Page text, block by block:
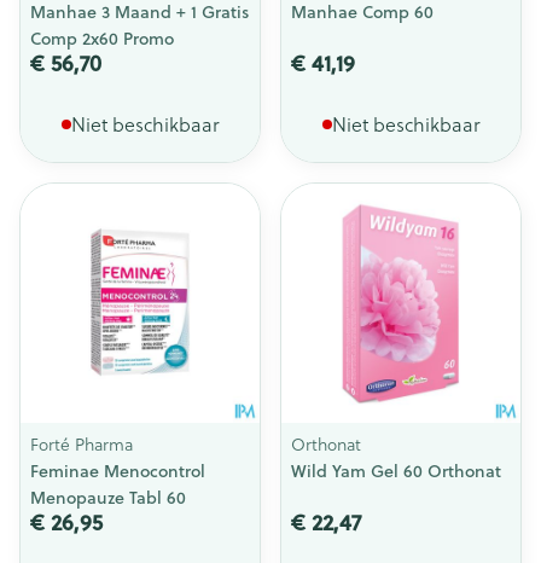
Manhae 3 Maand + 1 Gratis
Comp 2x60 Promo
€ 56,70
Niet beschikbaar
Manhae Comp 60
€ 41,19
Niet beschikbaar
Forté Pharma
Feminae Menocontrol
Menopauze Tabl 60
€ 26,95
Orthonat
Wild Yam Gel 60 Orthonat
€ 22,47